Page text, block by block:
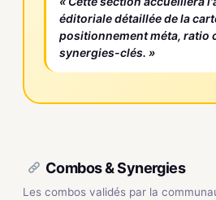
éditoriale détaillée de la
positionnement méta, ratio
synergies-clés. »
Combos & Synergies
Les combos validés par la